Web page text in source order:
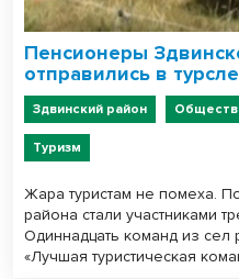
Пенсионеры
отправились в
Здвинский район
Туризм
Жара туристам не помеха.
района стали участниками
Одиннадцать команд из
«Лучшая туристическая